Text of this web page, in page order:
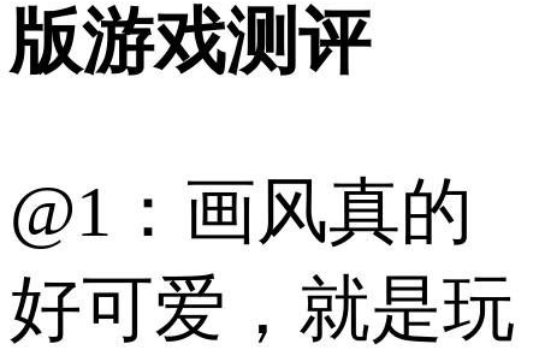
版游戏测评
@1：画风真的
好可爱，就是玩